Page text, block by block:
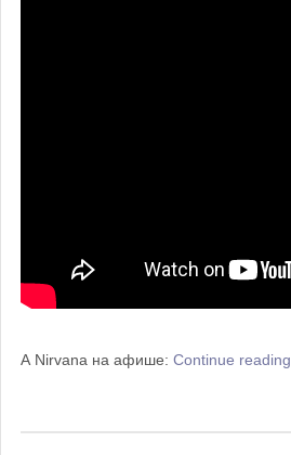
А Nirvana на афише: Continue reading